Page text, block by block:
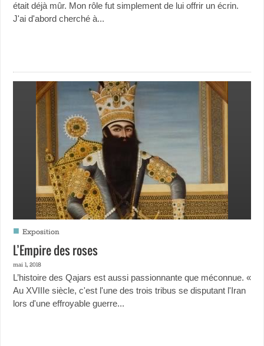
était déjà mûr. Mon rôle fut simplement de lui offrir un écrin.
J'ai d'abord cherché à...
■ Exposition
L’Empire des roses
mai 1, 2018
L’histoire des Qajars est aussi passionnante que méconnue. «
Au XVIIIe siècle, c'est l'une des trois tribus se disputant l'Iran
lors d'une effroyable guerre...